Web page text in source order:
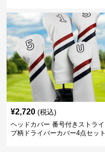
¥2,720 (税込)
ヘッドカバー 番号付きストライ
プ柄ドライバーカバー4点セット